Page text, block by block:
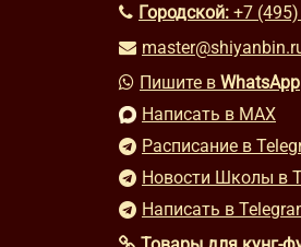
Городской: +7
Пишите в WhatsApp
Написать в MAX
Расписание в
Новости Школы в
Написать в